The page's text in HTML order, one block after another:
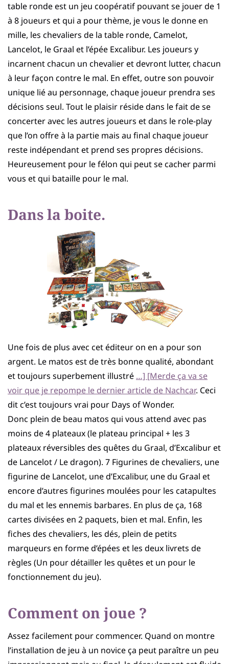
table ronde est un jeu coopératif pouvant se jouer de 1
à 8 joueurs et qui a pour thème, je vous le donne en
mille, les chevaliers de la table ronde, Camelot,
Lancelot, le Graal et l’épée Excalibur. Les joueurs y
incarnent chacun un chevalier et devront lutter, chacun
à leur façon contre le mal. En effet, outre son pouvoir
unique lié au personnage, chaque joueur prendra ses
décisions seul. Tout le plaisir réside dans le fait de se
concerter avec les autres joueurs et dans le role-play
que l’on offre à la partie mais au final chaque joueur
reste indépendant et prend ses propres décisions.
Heureusement pour le félon qui peut se cacher parmi
vous et qui bataille pour le mal.
Dans la boite.
Une fois de plus avec cet éditeur on en a pour son
argent. Le matos est de très bonne qualité, abondant
et toujours superbement illustré …] [Merde ça va se
voir que je repompe le dernier article de Nachcar. Ceci
dit c’est toujours vrai pour Days of Wonder.
Donc plein de beau matos qui vous attend avec pas
moins de 4 plateaux (le plateau principal + les 3
plateaux réversibles des quêtes du Graal, d’Excalibur et
de Lancelot / Le dragon). 7 Figurines de chevaliers, une
figurine de Lancelot, une d’Excalibur, une du Graal et
encore d’autres figurines moulées pour les catapultes
du mal et les ennemis barbares. En plus de ça, 168
cartes divisées en 2 paquets, bien et mal. Enfin, les
fiches des chevaliers, les dés, plein de petits
marqueurs en forme d’épées et les deux livrets de
règles (Un pour détailler les quêtes et un pour le
fonctionnement du jeu).
Comment on joue ?
Assez facilement pour commencer. Quand on montre
l’installation de jeu à un novice ça peut paraître un peu